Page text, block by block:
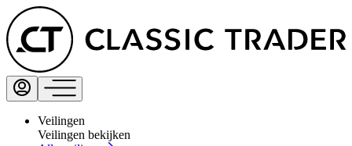
Veilingen
Veilingen bekijken